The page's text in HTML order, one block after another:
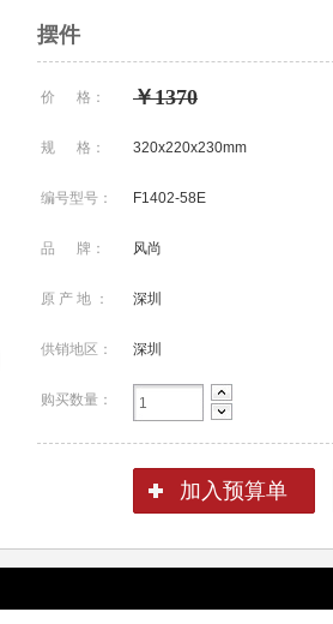
摆件
价 格： ￥1370
规 格： 320x220x230mm
编号型号： F1402-58E
品 牌： 风尚
原 产 地 ： 深圳
供销地区： 深圳
购买数量：
加入预算单